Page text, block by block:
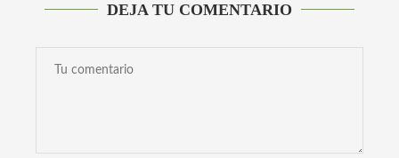
DEJA TU COMENTARIO